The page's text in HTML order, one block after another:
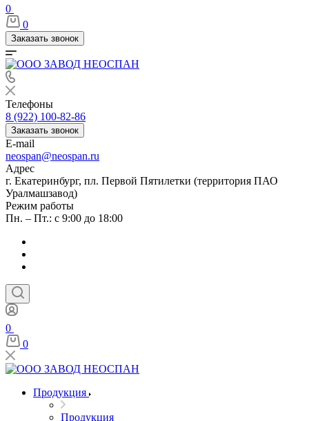
0
0
Заказать звонок
Телефоны
8 (922) 100-82-86
Заказать звонок
E-mail
neospan@neospan.ru
Адрес
г. Екатеринбург, пл. Первой Пятилетки (территория ПАО
Уралмашзавод)
Режим работы
Пн. – Пт.: с 9:00 до 18:00
0
0
Продукция
Продукция